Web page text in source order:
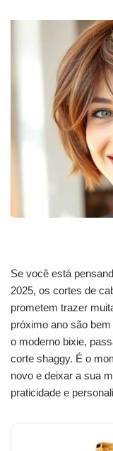
Se você está
2025, os cortes de
prometem trazer
próximo ano são
o moderno bixie,
corte shaggy. É o
novo e deixar a sua
praticidade e